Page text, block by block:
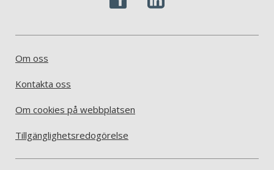
Om oss
Kontakta oss
Om cookies på webbplatsen
Tillgänglighetsredogörelse